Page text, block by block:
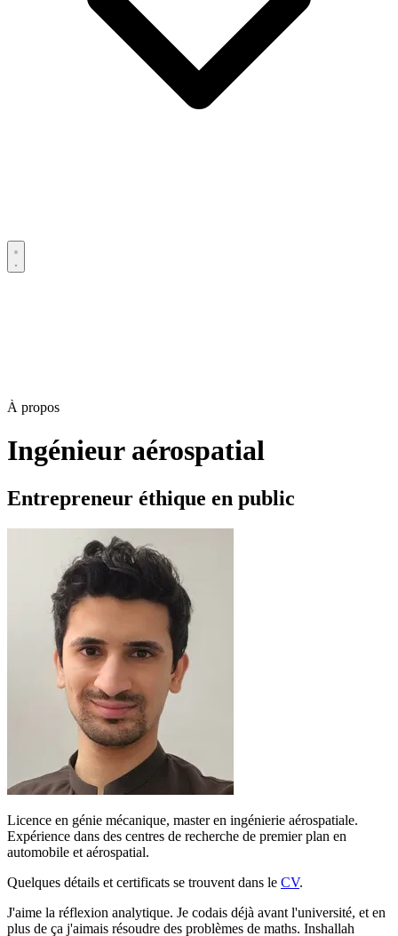
À propos
Ingénieur aérospatial
Entrepreneur éthique en public
Licence en génie mécanique, master en ingénierie aérospatiale.
Expérience dans des centres de recherche de premier plan en
automobile et aérospatial.
Quelques détails et certificats se trouvent dans le CV.
J'aime la réflexion analytique. Je codais déjà avant l'université, et en
plus de ça j'aimais résoudre des problèmes de maths. Inshallah